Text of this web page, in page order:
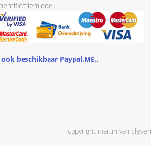
ook beschikbaar Paypal.ME..
copyright martin van cleven